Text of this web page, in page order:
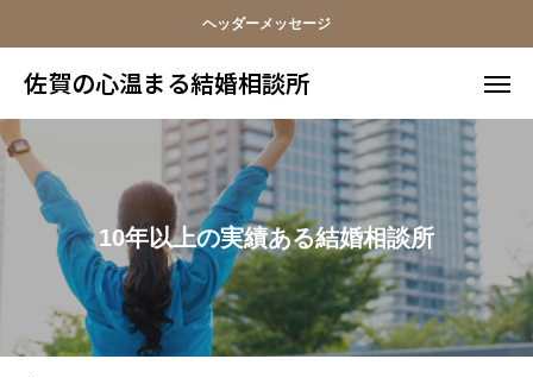
ヘッダーメッセージ
佐賀の心温まる結婚相談所
10年以上の実績ある結婚相談所
佐賀の心温まる結婚相談所
料金 お電話
アクセス
料金について